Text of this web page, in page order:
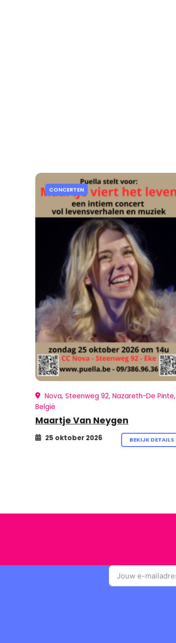
CONCERTEN
Nova, Steenweg 92, Nazareth-De Pinte,
België
Maartje Van Neygen
25 oktober 2026 BEKIJK DETAILS